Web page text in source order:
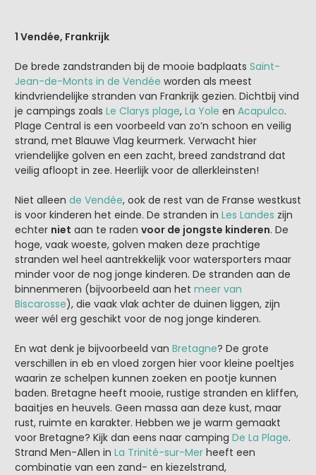
1 Vendée, Frankrijk
De brede zandstranden bij de mooie badplaats Saint-
Jean-de-Monts in de Vendée worden als meest
kindvriendelijke stranden van Frankrijk gezien. Dichtbij vind
je campings zoals Le Clarys plage, La Yole en Acapulco.
Plage Central is een voorbeeld van zo’n schoon en veilig
strand, met Blauwe Vlag keurmerk. Verwacht hier
vriendelijke golven en een zacht, breed zandstrand dat
veilig afloopt in zee. Heerlijk voor de allerkleinsten!
Niet alleen de Vendée, ook de rest van de Franse westkust
is voor kinderen het einde. De stranden in Les Landes zijn
echter niet aan te raden voor de jongste kinderen. De
hoge, vaak woeste, golven maken deze prachtige
stranden wel heel aantrekkelijk voor watersporters maar
minder voor de nog jonge kinderen. De stranden aan de
binnenmeren (bijvoorbeeld aan het meer van
Biscarosse), die vaak vlak achter de duinen liggen, zijn
weer wél erg geschikt voor de nog jonge kinderen.
En wat denk je bijvoorbeeld van Bretagne? De grote
verschillen in eb en vloed zorgen hier voor kleine poeltjes
waarin ze schelpen kunnen zoeken en pootje kunnen
baden. Bretagne heeft mooie, rustige stranden en kliffen,
baaitjes en heuvels. Geen massa aan deze kust, maar
rust, ruimte en karakter. Hebben we je warm gemaakt
voor Bretagne? Kijk dan eens naar camping De La Plage.
Strand Men-Allen in La Trinité-sur-Mer heeft een
combinatie van een zand- en kiezelstrand,